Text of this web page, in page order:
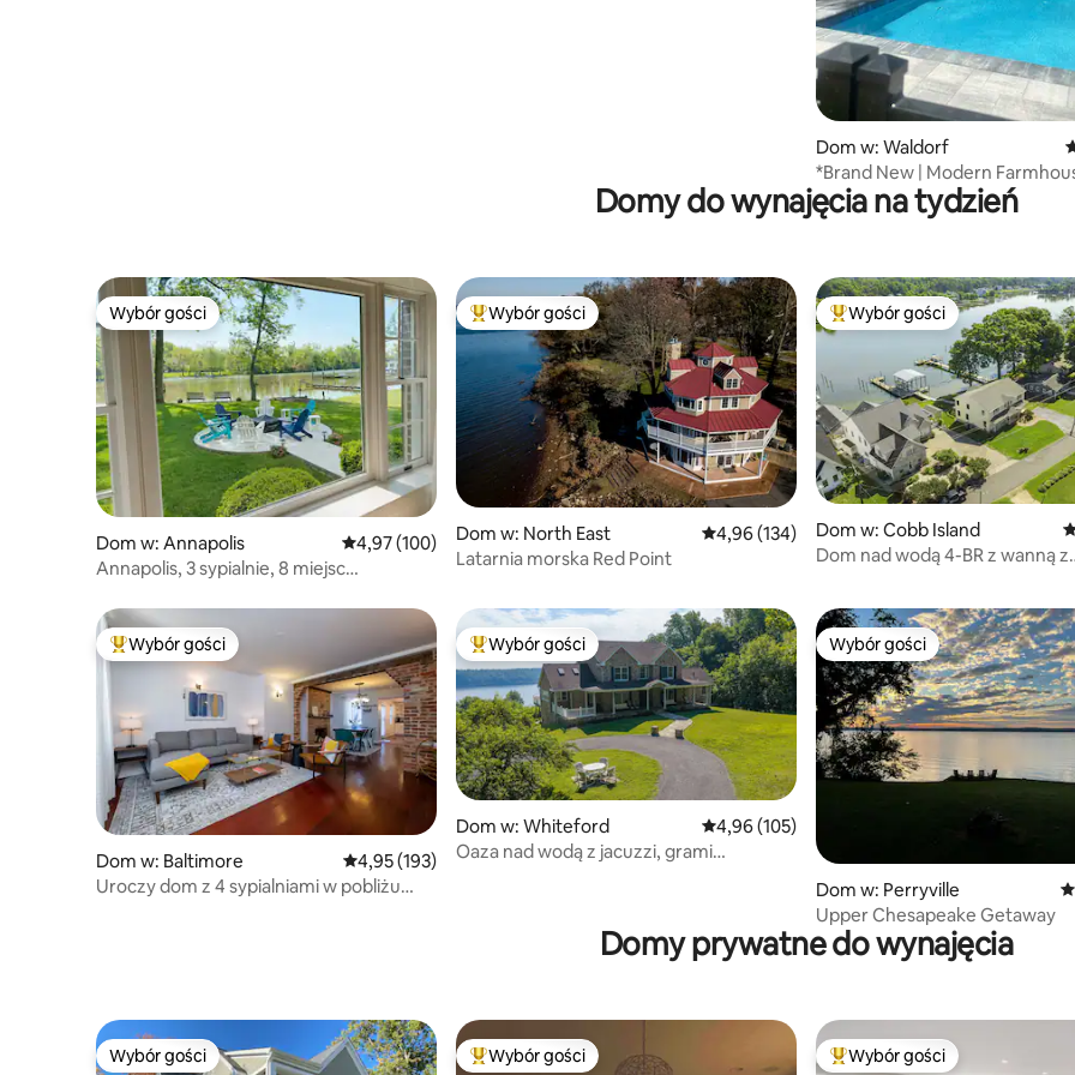
Dom w: Waldorf
*Brand New | Modern
BR | Near DC
Domy do wynajęcia na tydzień
Wybór gości
Wybór gości
Dom w: Annapolis Średnia ocena: 4,97 na 5, liczba recenzji: 100
4,97 (100)
Annapolis, 3 sypialnie, 8 miejsc
Najpopularniejsze z kategorii Wybór gości
Wybór gości
Dom w: North East Średnia ocena: 4,96 na 5, liczba recenzji: 134
4,96 (134)
Latarnia morska Red Point
Najpopularniejsze z kategorii
Wybór gości
Dom w: Cobb Island
Dom nad wodą 4-BR z wanną z
Najpopularniejsze z kategorii Wybór gości
Wybór gości
Dom w: Baltimore Średnia ocena: 4,95 na 5, liczba recenzji: 193
4,95 (193)
Uroczy dom z 4 sypialniami w pobliżu
Najpopularniejsze z kategorii Wybór gości
Wybór gości
Dom w: Whiteford Średnia ocena: 4,96 na 5, liczba recenzji: 105
4,96 (105)
Oaza nad wodą z jacuzzi, grami
Wybór gości
Wybór gości
Dom w: Perryville
Upper Chesapeake Getaway
Domy prywatne do wynajęcia
Wybór gości
Wybór gości Najpopularniejsze z kategorii Wybór gości
Wybór gości Najpopularniejsze z kategorii
Wybór gości